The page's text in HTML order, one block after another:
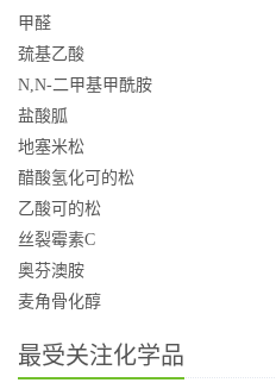
甲醛
巯基乙酸
N,N-二甲基甲酰胺
盐酸胍
地塞米松
醋酸氢化可的松
乙酸可的松
丝裂霉素C
奥芬澳胺
麦角骨化醇
最受关注化学品